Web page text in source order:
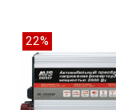
22%